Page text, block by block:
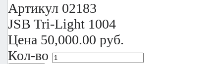
Артикул 02183
JSB Tri-Light 1004
Цена 50,000.00 руб.
Кол-во